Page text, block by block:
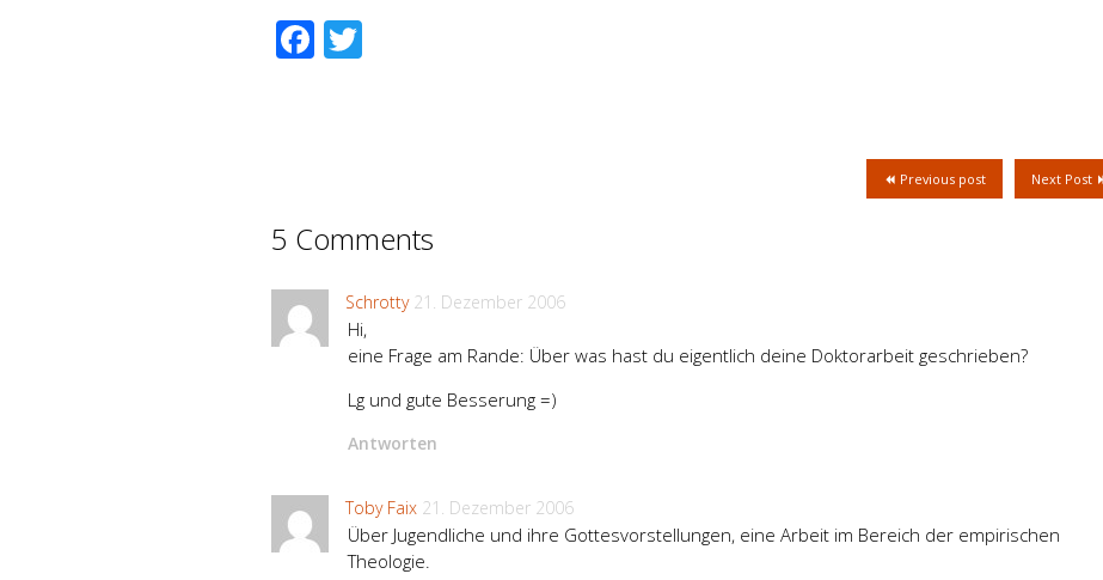
Facebook
Next Post
Previous post
5 Comments
Schrotty 21. Dezember 2006
Hi,
eine Frage am Rande: Über was hast du eigentlich deine Doktorarbeit geschrieben?
Lg und gute Besserung =)
Antworten
Toby Faix 21. Dezember 2006
Über Jugendliche und ihre Gottesvorstellungen, eine Arbeit im Bereich der empirischen
Theologie.